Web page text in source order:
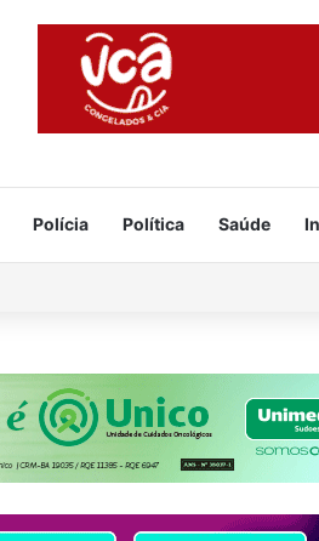
Polícia Política Saúde